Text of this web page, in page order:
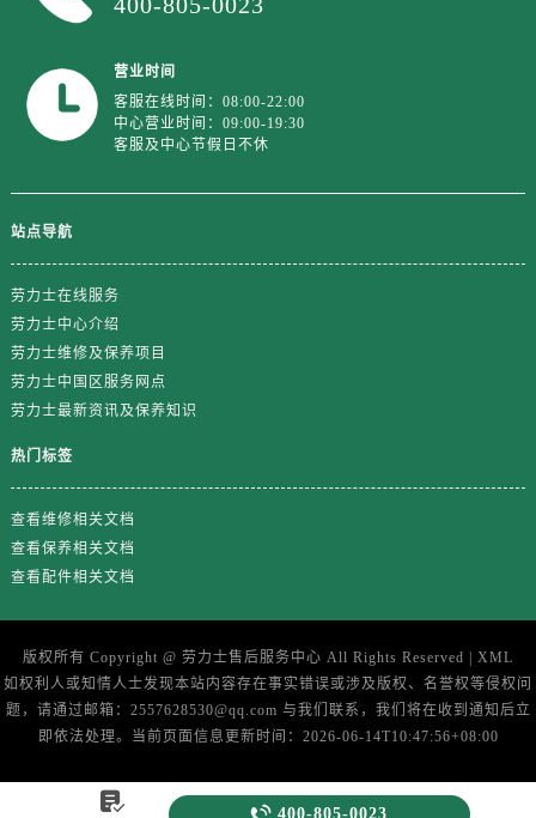
营业时间
客服在线时间：08:00-22:00
中心营业时间：09:00-19:30
客服及中心节假日不休
站点导航
劳力士在线服务
劳力士中心介绍
劳力士维修及保养项目
劳力士中国区服务网点
劳力士最新资讯及保养知识
热门标签
查看维修相关文档
查看保养相关文档
查看配件相关文档
版权所有 Copyright @ 劳力士售后服务中心 All Rights Reserved | XML
如权利人或知情人士发现本站内容存在事实错误或涉及版权、名誉权等侵权问
题，请通过邮箱：2557628530@qq.com 与我们联系，我们将在收到通知后立
即依法处理。当前页面信息更新时间：2026-06-14T10:47:56+08:00
 400-805-0023